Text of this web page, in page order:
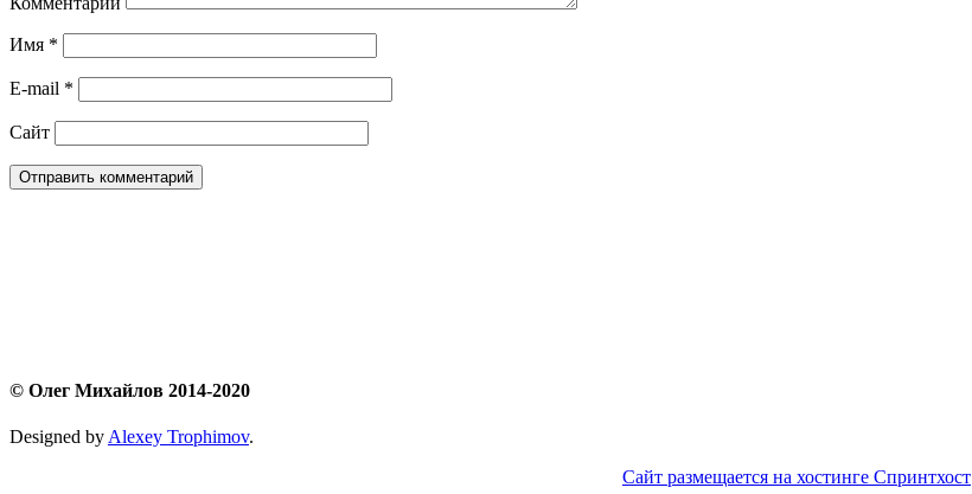
Имя *
E-mail *
Сайт
© Олег Михайлов 2014-2020
Designed by Alexey Trophimov.
Сайт размещается на хостинге Спринтхост